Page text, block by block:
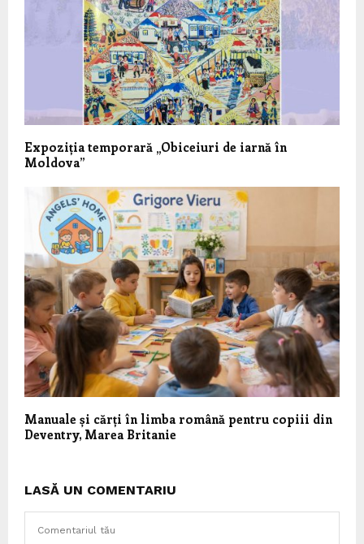
Expoziția temporară „Obiceiuri de iarnă în
Moldova”
Manuale și cărți în limba română pentru copiii din
Deventry, Marea Britanie
LASĂ UN COMENTARIU